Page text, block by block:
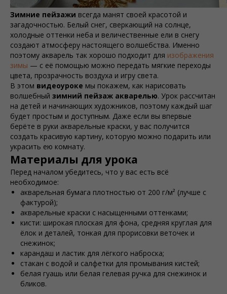
Зимние пейзажи всегда манят своей красотой и
загадочностью. Белый снег, сверкающий на солнце,
холодные оттенки неба и величественные ели в снегу
создают атмосферу настоящего волшебства. Именно
поэтому акварель так хорошо подходит для изображения
зимы — с её помощью можно передать мягкие переходы
цвета, прозрачность воздуха и игру света.
В этом видеоуроке мы покажем, как нарисовать
волшебный зимний пейзаж акварелью. Урок рассчитан
на детей и начинающих художников, поэтому каждый шаг
будет простым и доступным. Даже если вы впервые
берёте в руки акварельные краски, у вас получится
создать красивую картину, которую можно подарить или
украсить ею комнату.
Материалы для урока
Перед началом убедитесь, что у вас есть всё
необходимое:
акварельная бумага плотностью от 200 г/м² (лучше с
фактурой);
акварельные краски с насыщенными оттенками;
кисти: широкая плоская для фона, средняя круглая для
ёлок и деталей, тонкая для прорисовки веточек и
снежинок;
карандаш и ластик для лёгкого наброска;
стакан с водой и салфетки для промывания кистей;
белая гуашь или белая гелевая ручка для снежинок и
бликов.